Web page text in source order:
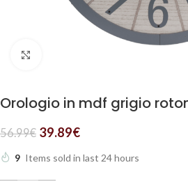
Orologio in mdf grigio
56.99€ 39.89€
9 Items sold in last 24 hours